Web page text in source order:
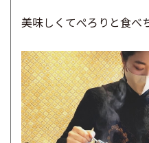
美味しくてぺろりと食べ